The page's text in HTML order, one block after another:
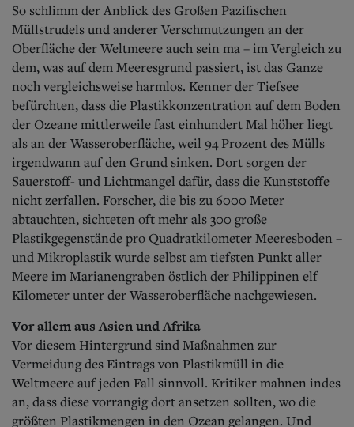
So schlimm der Anblick des Großen Pazifischen
Müllstrudels und anderer Verschmutzungen an der
Oberfläche der Weltmeere auch sein ma – im Vergleich zu
dem, was auf dem Meeresgrund passiert, ist das Ganze
noch vergleichsweise harmlos. Kenner der Tiefsee
befürchten, dass die Plastikkonzentration auf dem Boden
der Ozeane mittlerweile fast einhundert Mal höher liegt
als an der Wasseroberfläche, weil 94 Prozent des Mülls
irgendwann auf den Grund sinken. Dort sorgen der
Sauerstoff- und Lichtmangel dafür, dass die Kunststoffe
nicht zerfallen. Forscher, die bis zu 6000 Meter
abtauchten, sichteten oft mehr als 300 große
Plastikgegenstände pro Quadratkilometer Meeresboden –
und Mikroplastik wurde selbst am tiefsten Punkt aller
Meere im Marianengraben östlich der Philippinen elf
Kilometer unter der Wasseroberfläche nachgewiesen.
Vor allem aus Asien und Afrika
Vor diesem Hintergrund sind Maßnahmen zur
Vermeidung des Eintrags von Plastikmüll in die
Weltmeere auf jeden Fall sinnvoll. Kritiker mahnen indes
an, dass diese vorrangig dort ansetzen sollten, wo die
größten Plastikmengen in den Ozean gelangen. Und